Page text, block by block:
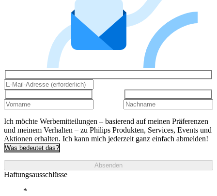
Ich möchte Werbemitteilungen – basierend auf meinen Präferenzen
und meinem Verhalten – zu Philips Produkten, Services, Events und
Aktionen erhalten. Ich kann mich jederzeit ganz einfach abmelden!
Was bedeutet das?
Absenden
Haftungsausschlüsse